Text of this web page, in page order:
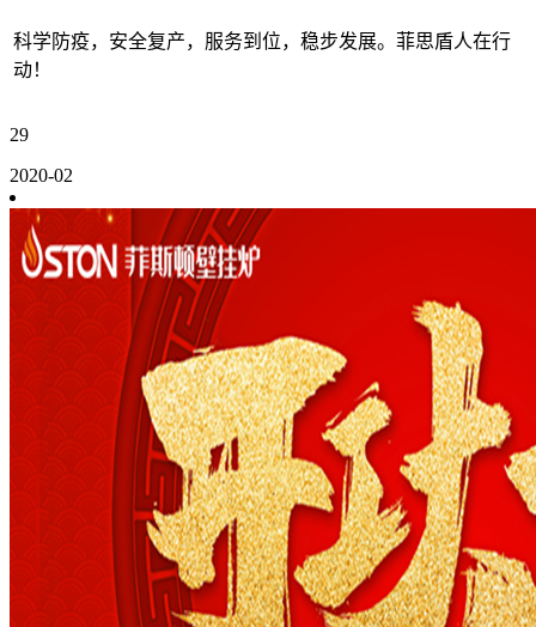
科学防疫，安全复产，服务到位，稳步发展。菲思盾人在行
动！
29
2020-02